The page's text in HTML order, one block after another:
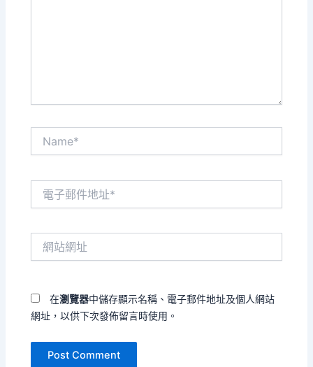
在瀏覽器中儲存顯示名稱、電子郵件地址及個人網站
網址，以供下次發佈留言時使用。